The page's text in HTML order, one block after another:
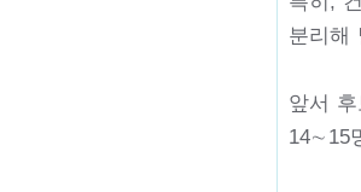
분리해
앞서
14∼15